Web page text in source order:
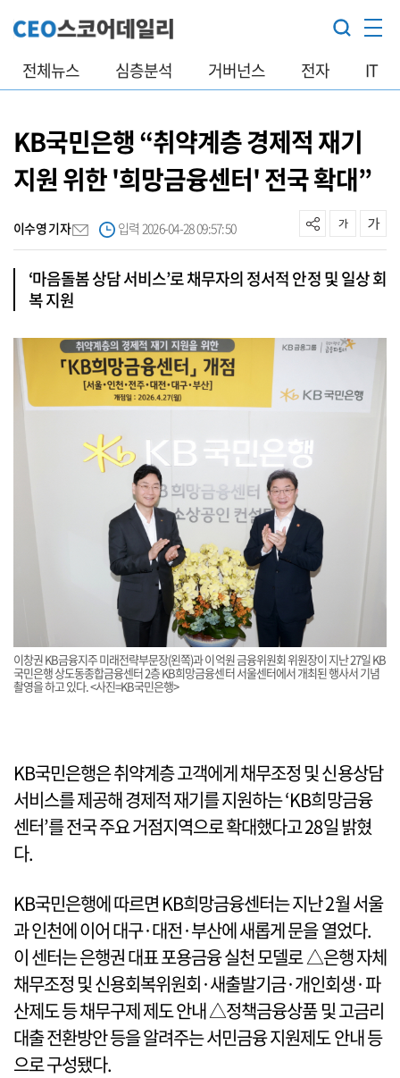
전체뉴스 심층분석 거버넌스 전자 IT
KB국민은행 “취약계층 경제적 재기
지원 위한 '희망금융센터' 전국 확대”
이수영 기자 입력 2026-04-28 09:57:50
‘마음돌봄 상담 서비스’로 채무자의 정서적 안정 및 일상 회
복 지원
이창권 KB금융지주 미래전략부문장(왼쪽)과 이억원 금융위원회 위원장이 지난 27일 KB
국민은행 상도동종합금융센터 2층 KB희망금융센터 서울센터에서 개최된 행사서 기념
촬영을 하고 있다. <사진=KB국민은행>
KB국민은행은 취약계층 고객에게 채무조정 및 신용상담
서비스를 제공해 경제적 재기를 지원하는 ‘KB희망금융
센터’를 전국 주요 거점지역으로 확대했다고 28일 밝혔
다.
KB국민은행에 따르면 KB희망금융센터는 지난 2월 서울
과 인천에 이어 대구·대전·부산에 새롭게 문을 열었다.
이 센터는 은행권 대표 포용금융 실천 모델로 △은행 자체
채무조정 및 신용회복위원회·새출발기금·개인회생·파
산제도 등 채무구제 제도 안내 △정책금융상품 및 고금리
대출 전환방안 등을 알려주는 서민금융 지원제도 안내 등
으로 구성됐다.